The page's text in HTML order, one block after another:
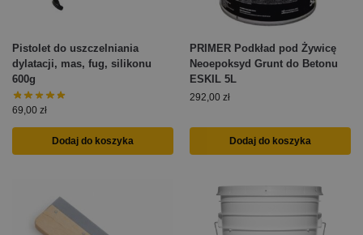
Pistolet do uszczelniania
dylatacji, mas, fug, silikonu
600g
69,00 zł
Dodaj do koszyka
PRIMER Podkład pod Żywicę
Neoepoksyd Grunt do Betonu
ESKIL 5L
292,00 zł
Dodaj do koszyka